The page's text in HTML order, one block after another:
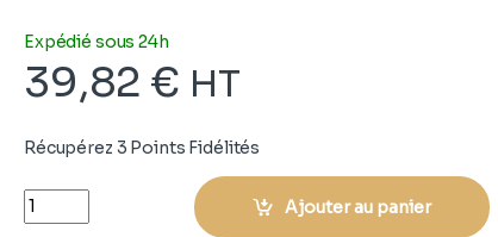
Expédié sous 24h
39,82 € HT
Récupérez 3 Points Fidélités
Quantity Ajouter au panier